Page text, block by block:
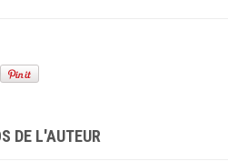
DE L'AUTEUR